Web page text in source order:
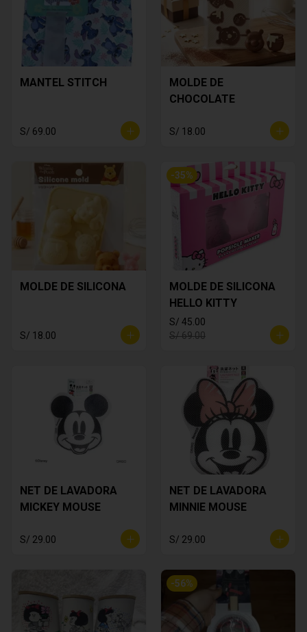
MANTEL STITCH
S/ 69.00
MOLDE DE
CHOCOLATE
S/ 18.00
MOLDE DE SILICONA
S/ 18.00
-35%
MOLDE DE SILICONA
HELLO KITTY
S/ 45.00
S/ 69.00
NET DE LAVADORA
MICKEY MOUSE
S/ 29.00
NET DE LAVADORA
MINNIE MOUSE
S/ 29.00
-56%